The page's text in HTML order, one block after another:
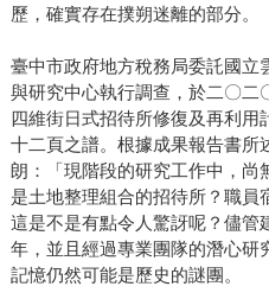
歷，確實存在撲朔迷離的部分。
臺中市政府地方稅務局委託國立
與研究中心執行調查，於二〇二
四維街日式招待所修復及再利用
十二頁之譜。根據成果報告書所
朗：「現階段的研究工作中，尚
是土地整理組合的招待所？職員
這是不是有點令人驚訝呢？儘管
年，並且經過專業團隊的潛心研
記憶仍然可能是歷史的謎團。